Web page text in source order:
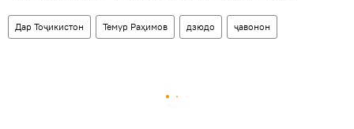
Дар Тоҷикистон Темур Раҳимов дзюдо ҷавонон